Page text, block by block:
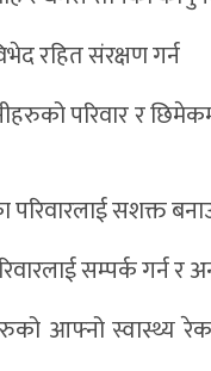
रहित संरक्षण गर्न
परिवार र
सशक्त
सम्पर्क गर्न
आफ्नो स्वास्थ्य